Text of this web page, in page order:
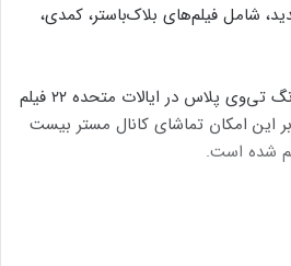
شامل فیلم‌های بلاک‌باستر، کمدی،
به‌نقل از سم‌موبایل، سامسونگ تی‌وی پلاس در ایالات متحده ۲۲ فیلم
این امکان تماشای کانال مستر بیست
شده است.